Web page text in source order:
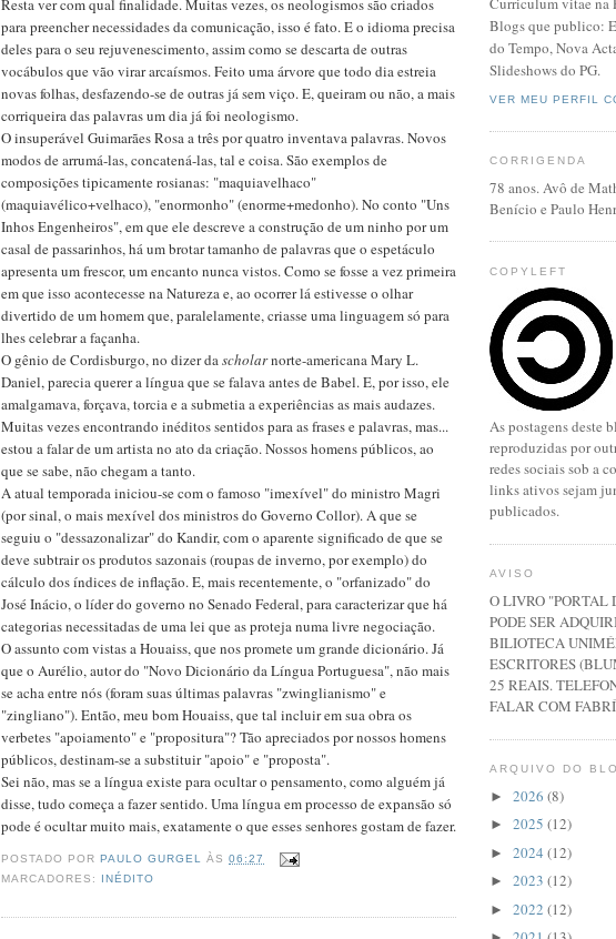
Resta ver com qual finalidade. Muitas vezes, os neologismos são criados
para preencher necessidades da comunicação, isso é fato. E o idioma precisa
deles para o seu rejuvenescimento, assim como se descarta de outras
vocábulos que vão virar arcaísmos. Feito uma árvore que todo dia estreia
novas folhas, desfazendo-se de outras já sem viço. E, queiram ou não, a mais
corriqueira das palavras um dia já foi neologismo.
O insuperável Guimarães Rosa a três por quatro inventava palavras. Novos
modos de arrumá-las, concatená-las, tal e coisa. São exemplos de
composições tipicamente rosianas: "maquiavelhaco"
(maquiavélico+velhaco), "enormonho" (enorme+medonho). No conto "Uns
Inhos Engenheiros", em que ele descreve a construção de um ninho por um
casal de passarinhos, há um brotar tamanho de palavras que o espetáculo
apresenta um frescor, um encanto nunca vistos. Como se fosse a vez primeira
em que isso acontecesse na Natureza e, ao ocorrer lá estivesse o olhar
divertido de um homem que, paralelamente, criasse uma linguagem só para
lhes celebrar a façanha.
O gênio de Cordisburgo, no dizer dascholarnorte-americana Mary L.
Daniel, parecia querer a língua que se falava antes de Babel. E, por isso, ele
amalgamava, forçava, torcia e a submetia a experiências as mais audazes.
Muitas vezes encontrando inéditos sentidos para as frases e palavras, mas...
estou a falar de um artista no ato da criação. Nossos homens públicos, ao
que se sabe, não chegam a tanto.
A atual temporada iniciou-se com o famoso "imexível" do ministro Magri
(por sinal, o mais mexível dos ministros do Governo Collor). A que se
seguiu o "dessazonalizar" do Kandir, com o aparente significado de que se
deve subtrair os produtos sazonais (roupas de inverno, por exemplo) do
cálculo dos índices de inflação. E, mais recentemente, o "orfanizado" do
José Inácio, o líder do governo no Senado Federal, para caracterizar que há
categorias necessitadas de uma lei que as proteja numa livre negociação.
O assunto com vistas a Houaiss, que nos promete um grande dicionário. Já
que o Aurélio, autor do "Novo Dicionário da Língua Portuguesa", não mais
se acha entre nós (foram suas últimas palavras "zwinglianismo" e
"zingliano"). Então, meu bom Houaiss, que tal incluir em sua obra os
verbetes "apoiamento" e "propositura"? Tão apreciados por nossos homens
públicos, destinam-se a substituir "apoio" e "proposta".
Sei não, mas se a língua existe para ocultar o pensamento, como alguém já
disse, tudo começa a fazer sentido. Uma língua em processo de expansão só
pode é ocultar muito mais, exatamente o que esses senhores gostam de fazer.
POSTADO PORPAULO GURGEL ÀS06:27
MARCADORES: INÉDITO
Blogs que publico:
do Tempo, Nova
Slideshows do PG.
VER MEU PERFIL
CORRIGENDA
78 anos. Avô de
Benício e Paulo
COPYLEFT
As postagens deste
reproduzidas por
redes sociais sob a
links ativos sejam
publicados.
AVISO
O LIVRO "PORTAL
PODE SER
BILIOTECA
ESCRITORES
25 REAIS.
FALAR COM
ARQUIVO DO
► 2026 (8)
► 2025 (12)
► 2024 (12)
► 2023 (12)
► 2022 (12)